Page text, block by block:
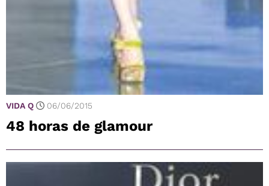
VIDA Q 06/06/2015
48 horas de glamour